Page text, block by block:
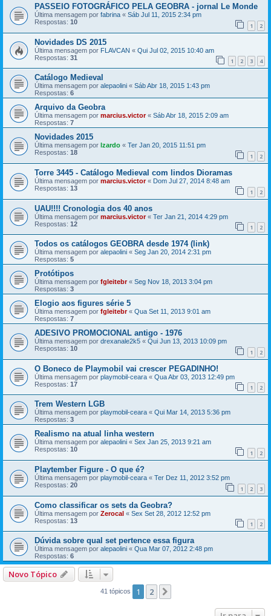
PASSEIO FOTOGRÁFICO PELA GEOBRA - jornal Le Monde
Última mensagem por fabrina « Sáb Jul 11, 2015 2:34 pm
Respostas: 10 1 2
Novidades DS 2015
Última mensagem por FLAVCAN « Qui Jul 02, 2015 10:40 am
Respostas: 31 1 2 3 4
Catálogo Medieval
Última mensagem por alepaolini « Sáb Abr 18, 2015 1:43 pm
Respostas: 6
Arquivo da Geobra
Última mensagem por marcius.victor« Sáb Abr 18, 2015 2:09 am
Respostas: 7
Novidades 2015
Última mensagem por lzardo « Ter Jan 20, 2015 11:51 pm
Respostas: 18 1 2
Torre 3445 - Catálogo Medieval com lindos Dioramas
Última mensagem por marcius.victor« Dom Jul 27, 2014 8:48 am
Respostas: 13 1 2
UAU!!!! Cronologia dos 40 anos
Última mensagem por marcius.victor« Ter Jan 21, 2014 4:29 pm
Respostas: 12 1 2
Todos os catálogos GEOBRA desde 1974 (link)
Última mensagem por alepaolini « Seg Jan 20, 2014 2:31 pm
Respostas: 5
Protótipos
Última mensagem por fgleitebr« Seg Nov 18, 2013 3:04 pm
Respostas: 3
Elogio aos figures série 5
Última mensagem por fgleitebr« Qua Set 11, 2013 9:01 am
Respostas: 7
ADESIVO PROMOCIONAL antigo - 1976
Última mensagem por drexanale2k5 « Qui Jun 13, 2013 10:09 pm
Respostas: 10 1 2
O Boneco de Playmobil vai crescer PEGADINHO!
Última mensagem por playmobil-ceara « Qua Abr 03, 2013 12:49 pm
Respostas: 17 1 2
Trem Western LGB
Última mensagem por playmobil-ceara « Qui Mar 14, 2013 5:36 pm
Respostas: 3
Realismo na atual linha western
Última mensagem por alepaolini « Sex Jan 25, 2013 9:21 am
Respostas: 10 1 2
Playtember Figure - O que é?
Última mensagem por playmobil-ceara « Ter Dez 11, 2012 3:52 pm
Respostas: 20 1 2 3
Como classificar os sets da Geobra?
Última mensagem por Zerocal « Sex Set 28, 2012 12:52 pm
Respostas: 13 1 2
Dúvida sobre qual set pertence essa figura
Última mensagem por alepaolini « Qua Mar 07, 2012 2:48 pm
Respostas: 6
Novo Tópico
41 tópicos 1 2